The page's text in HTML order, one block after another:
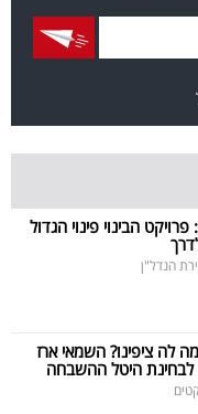
שנה: פרויקט הבינוי פינוי הגדול
הנדל"ן
לה ציפינו? השמאי ארז
לבחינת היטל ההשבחה